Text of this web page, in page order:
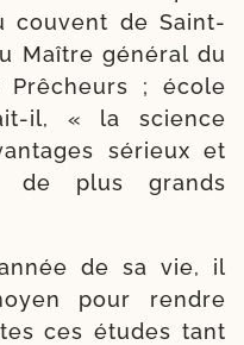
couvent de Saint-​
Maître géné­ral du
; école
​il, « la science
sérieux et
plus grands
de sa vie, il
pour rendre
ces études tant